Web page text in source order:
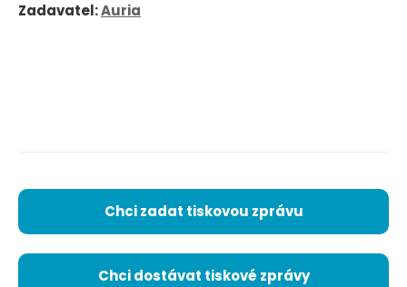
Zadavatel:Auria
Chci zadat tiskovou zprávu
Chci dostávat tiskové zprávy